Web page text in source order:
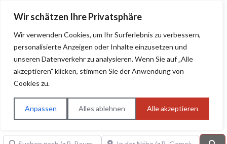
Wir schätzen Ihre Privatsphäre
Wir verwenden Cookies, um Ihr Surferlebnis zu verbessern,
personalisierte Anzeigen oder Inhalte einzusetzen und
unseren Datenverkehr zu analysieren. Wenn Sie auf „Alle
akzeptieren" klicken, stimmen Sie der Anwendung von
Cookies zu.
Anpassen Alles ablehnen Alle akzeptieren
BAUHERRENHILFE.orgQualitätssiegel!
Sie finden hier nur Qualitätsbetriebe, die mit dem DIAMANT,
PLATIN, GOLD, SILBER, ANWÄRTER "Bauherrenhilfe.org-
Qualitätssiegel" ausgezeichnet sind.
Suchen nach (z.B. Baumeister oder Dachdecker)In der Nähe (z.B. Gemeinde Baden)